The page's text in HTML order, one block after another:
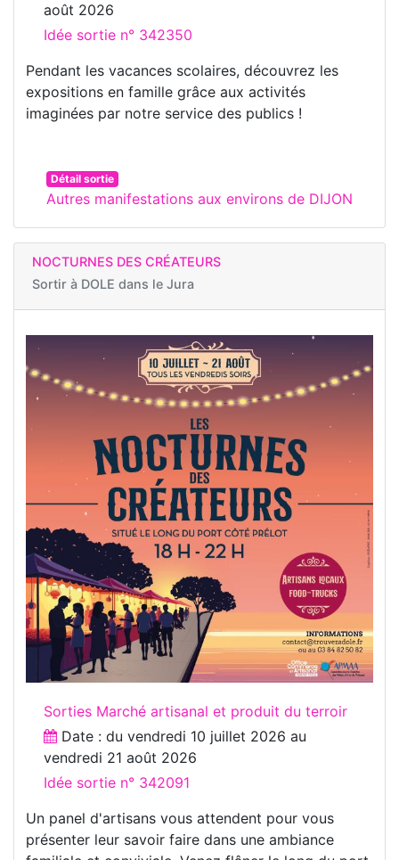
août 2026
Idée sortie n° 342350
Pendant les vacances scolaires, découvrez les
expositions en famille grâce aux activités
imaginées par notre service des publics !
Détail sortie
Autres manifestations aux environs de DIJON
NOCTURNES DES CRÉATEURS
Sortir à DOLE dans le Jura
Sorties Marché artisanal et produit du terroir
Date : du vendredi 10 juillet 2026 au
vendredi 21 août 2026
Idée sortie n° 342091
Un panel d'artisans vous attendent pour vous
présenter leur savoir faire dans une ambiance